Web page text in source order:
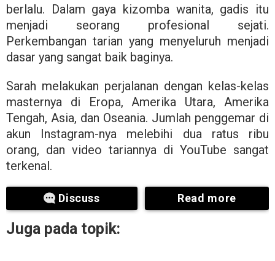
berlalu. Dalam gaya kizomba wanita, gadis itu
menjadi seorang profesional sejati.
Perkembangan tarian yang menyeluruh menjadi
dasar yang sangat baik baginya.
Sarah melakukan perjalanan dengan kelas-kelas
masternya di Eropa, Amerika Utara, Amerika
Tengah, Asia, dan Oseania. Jumlah penggemar di
akun Instagram-nya melebihi dua ratus ribu
orang, dan video tariannya di YouTube sangat
terkenal.
Discuss Read more
Juga pada topik: